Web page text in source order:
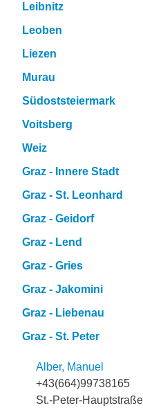
Leibnitz
Leoben
Liezen
Murau
Südoststeiermark
Voitsberg
Weiz
Graz - Innere Stadt
Graz - St. Leonhard
Graz - Geidorf
Graz - Lend
Graz - Gries
Graz - Jakomini
Graz - Liebenau
Graz - St. Peter
Alber, Manuel
+43(664)99738165
St.-Peter-